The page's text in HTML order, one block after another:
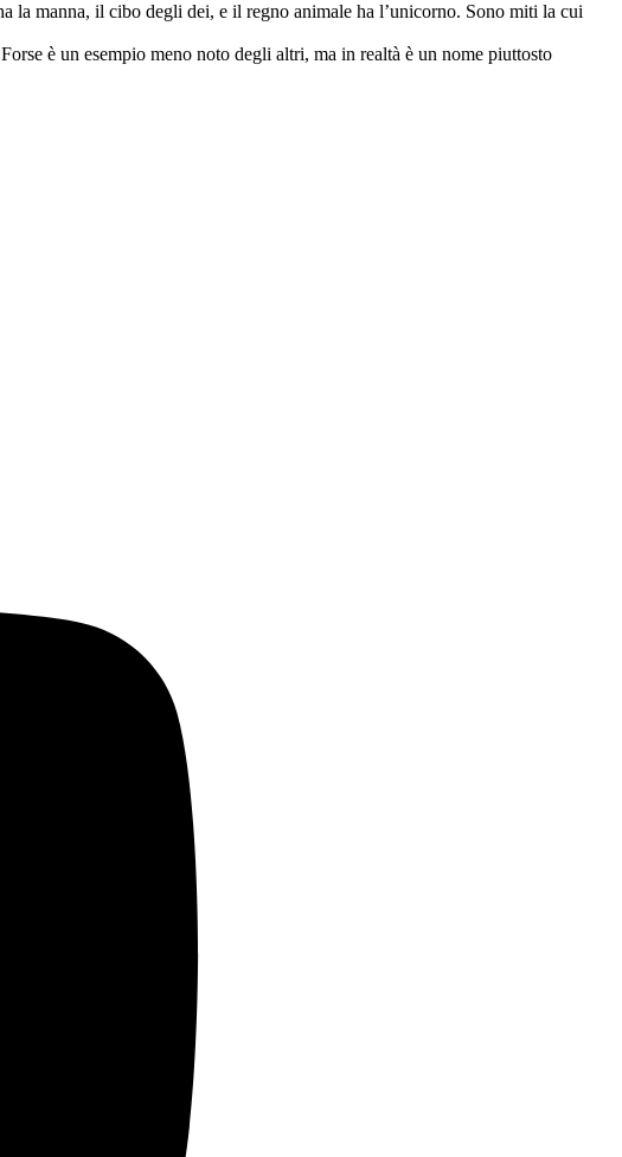
la manna, il cibo degli dei, e il regno animale ha l’unicorno. Sono miti la cui
è un esempio meno noto degli altri, ma in realtà è un nome piuttosto